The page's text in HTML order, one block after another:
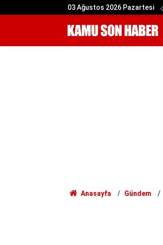
03 Ağustos 2026 Pazartesi
Anasayfa Gündem